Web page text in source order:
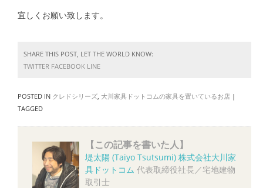
宜しくお願い致します。
SHARE THIS POST, LET THE WORLD KNOW:
TWITTER FACEBOOK LINE
POSTED IN クレドシリーズ 大川家具ドットコムの家具を置いているお店 |
TAGGED
【この記事を書いた人】
堤太陽 (Taiyo Tsutsumi) 株式会社大川家
具ドットコム 代表取締役社長／宅地建物
取引士